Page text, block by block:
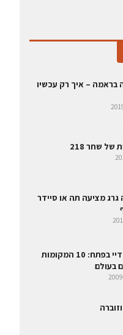
בראמה – איך רק עכשיו
של שחר 218
מציעה תה או סיידר
ולנטיינס דיי בפתח: 10 המקומות
בעולם